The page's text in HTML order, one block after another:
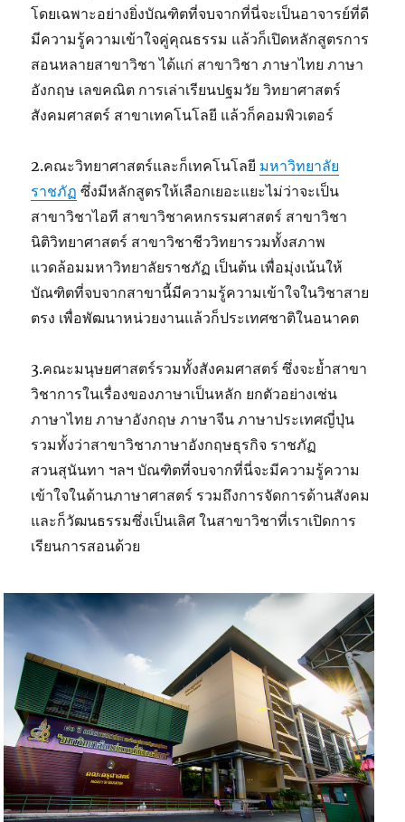
โดยเฉพาะอย่างยิ่งบัณฑิตที่จบจากที่นี่จะเป็นอาจารย์ที่ดี
มีความรู้ความเข้าใจคู่คุณธรรม แล้วก็เปิดหลักสูตรการ
สอนหลายสาขาวิชา ได้แก่ สาขาวิชา ภาษาไทย ภาษา
อังกฤษ เลขคณิต การเล่าเรียนปฐมวัย วิทยาศาสตร์
สังคมศาสตร์ สาขาเทคโนโลยี แล้วก็คอมพิวเตอร์
2.คณะวิทยาศาสตร์และก็เทคโนโลยี มหาวิทยาลัย
ราชภัฏ ซึ่งมีหลักสูตรให้เลือกเยอะแยะไม่ว่าจะเป็น
สาขาวิชาไอที สาขาวิชาคหกรรมศาสตร์ สาขาวิชา
นิติวิทยาศาสตร์ สาขาวิชาชีววิทยารวมทั้งสภาพ
แวดล้อมมหาวิทยาลัยราชภัฏ เป็นต้น เพื่อมุ่งเน้นให้
บัณฑิตที่จบจากสาขานี้มีความรู้ความเข้าใจในวิชาสาย
ตรง เพื่อพัฒนาหน่วยงานแล้วก็ประเทศชาติในอนาคต
3.คณะมนุษยศาสตร์รวมทั้งสังคมศาสตร์ ซึ่งจะย้ำสาขา
วิชาการในเรื่องของภาษาเป็นหลัก ยกตัวอย่างเช่น
ภาษาไทย ภาษาอังกฤษ ภาษาจีน ภาษาประเทศญี่ปุ่น
รวมทั้งว่าสาขาวิชาภาษาอังกฤษธุรกิจ ราชภัฏ
สวนสุนันทา ฯลฯ บัณฑิตที่จบจากที่นี่จะมีความรู้ความ
เข้าใจในด้านภาษาศาสตร์ รวมถึงการจัดการด้านสังคม
และก็วัฒนธรรมซึ่งเป็นเลิศ ในสาขาวิชาที่เราเปิดการ
เรียนการสอนด้วย